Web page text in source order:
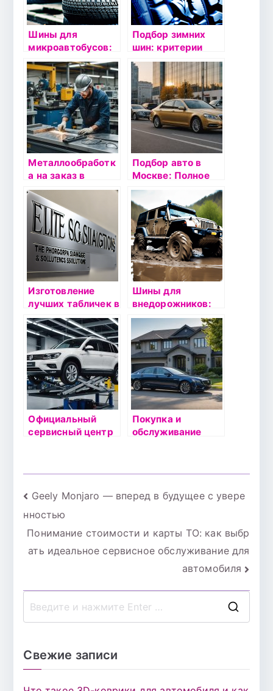
Шины для
микроавтобусов:
особенности
выбора и
эксплуатации
Подбор зимних
шин: критерии
выбора и
рекомендации
Металлообработк
а на заказ в
Москве: Как
выбрать
надежного
партнера
Подбор авто в
Москве: Полное
руководство по
услугам
автоподбора с
пробегом
Изготовление
лучших табличек в
Москве по
отличной цене
Шины для
внедорожников:
особенности
выбора и
эксплуатации
Официальный
сервисный центр
Покупка и
обслуживание
Навигация
по
записям
Geely Monjaro — вперед в будущее с увере
нностью
Понимание стоимости и карты ТО: как выбр
ать идеальное сервисное обслуживание для
автомобиля
Свежие записи